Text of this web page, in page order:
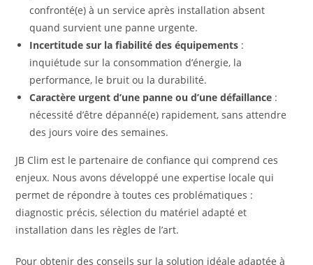
confronté(e) à un service après installation absent
quand survient une panne urgente.
Incertitude sur la fiabilité des équipements :
inquiétude sur la consommation d’énergie, la
performance, le bruit ou la durabilité.
Caractère urgent d’une panne ou d’une défaillance :
nécessité d’être dépanné(e) rapidement, sans attendre
des jours voire des semaines.
JB Clim est le partenaire de confiance qui comprend ces
enjeux. Nous avons développé une expertise locale qui
permet de répondre à toutes ces problématiques :
diagnostic précis, sélection du matériel adapté et
installation dans les règles de l’art.
Pour obtenir des conseils sur la solution idéale adaptée à